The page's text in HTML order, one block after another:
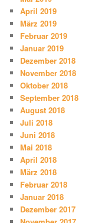
April 2019
März 2019
Februar 2019
Januar 2019
Dezember 2018
November 2018
Oktober 2018
September 2018
August 2018
Juli 2018
Juni 2018
Mai 2018
April 2018
März 2018
Februar 2018
Januar 2018
Dezember 2017